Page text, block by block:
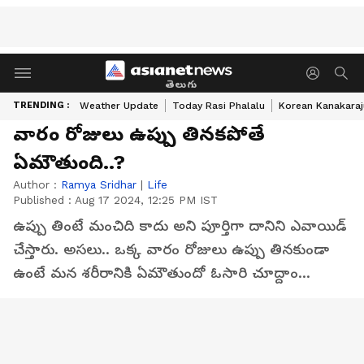
తెలుగు
TRENDING : Weather Update Today Rasi Phalalu Korean
వారం రోజులు ఉప్పు తినకపోతే
ఏమౌతుంది..?
Author : Ramya Sridhar | Life
Published : Aug 17 2024, 12:25 PM IST
ఉప్పు తింటే మంచిది కాదు అని పూర్తిగా దానిని ఎవాయిడ్
చేస్తారు. అసలు.. ఒక్క వారం రోజులు ఉప్పు తినకుండా
ఉంటే మన శరీరానికి ఏమౌతుందో ఓసారి చూద్దాం...